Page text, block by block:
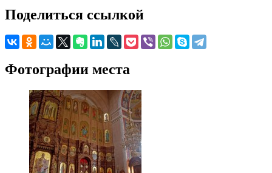
Поделиться ссылкой
Фотографии места